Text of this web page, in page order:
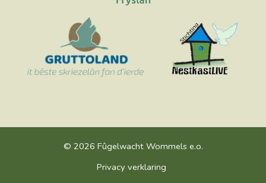
© 2026 Fûgelwacht Wommels e.o.
Privacy verklaring